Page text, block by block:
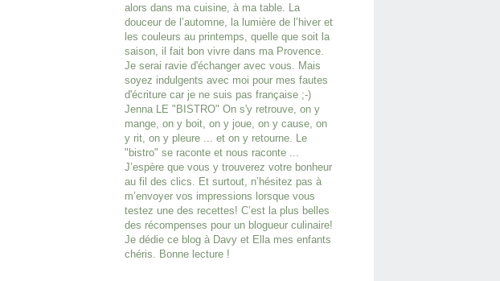
alors dans ma cuisine, à ma table. La
douceur de l’automne, la lumière de l’hiver et
les couleurs au printemps, quelle que soit la
saison, il fait bon vivre dans ma Provence.
Je serai ravie d'échanger avec vous. Mais
soyez indulgents avec moi pour mes fautes
d'écriture car je ne suis pas française ;-)
Jenna LE "BISTRO" On s'y retrouve, on y
mange, on y boit, on y joue, on y cause, on
y rit, on y pleure ... et on y retourne. Le
"bistro" se raconte et nous raconte ...
J’espère que vous y trouverez votre bonheur
au fil des clics. Et surtout, n’hésitez pas à
m’envoyer vos impressions lorsque vous
testez une des recettes! C’est la plus belles
des récompenses pour un blogueur culinaire!
Je dédie ce blog à Davy et Ella mes enfants
chéris. Bonne lecture !